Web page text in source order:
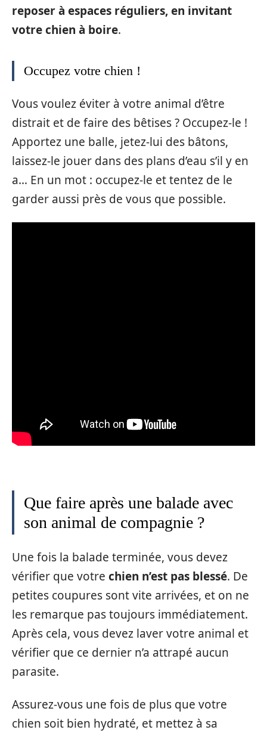
reposer à espaces réguliers, en invitant
votre chien à boire.
Occupez votre chien !
Vous voulez éviter à votre animal d’être
distrait et de faire des bêtises ? Occupez-le !
Apportez une balle, jetez-lui des bâtons,
laissez-le jouer dans des plans d’eau s’il y en
a… En un mot : occupez-le et tentez de le
garder aussi près de vous que possible.
Que faire après une balade avec
son animal de compagnie ?
Une fois la balade terminée, vous devez
vérifier que votre chien n’est pas blessé. De
petites coupures sont vite arrivées, et on ne
les remarque pas toujours immédiatement.
Après cela, vous devez laver votre animal et
vérifier que ce dernier n’a attrapé aucun
parasite.
Assurez-vous une fois de plus que votre
chien soit bien hydraté, et mettez à sa